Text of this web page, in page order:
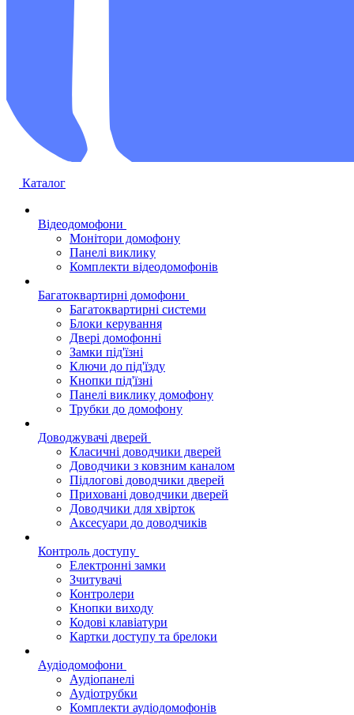
Каталог
Відеодомофони
Монітори домофону
Панелі виклику
Комплекти відеодомофонів
Багатоквартирні домофони
Багатоквартирні системи
Блоки керування
Двері домофонні
Замки під'їзні
Ключи до під'їзду
Кнопки під'їзні
Панелі виклику домофону
Трубки до домофону
Доводжувачі дверей
Класичні доводчики дверей
Доводчики з ковзним каналом
Підлогові доводчики дверей
Приховані доводчики дверей
Доводчики для хвірток
Аксесуари до доводчиків
Контроль доступу
Електронні замки
Зчитувачі
Контролери
Кнопки виходу
Кодові клавіатури
Картки доступу та брелоки
Аудіодомофони
Аудіопанелі
Аудіотрубки
Комплекти аудіодомофонів